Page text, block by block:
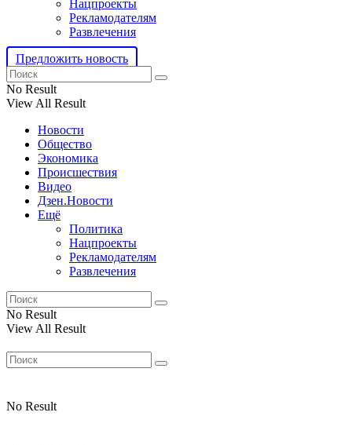
Нацпроекты
Рекламодателям
Развлечения
Предложить новость
No Result
View All Result
Новости
Общество
Экономика
Происшествия
Видео
Дзен.Новости
Ещё
Политика
Нацпроекты
Рекламодателям
Развлечения
No Result
View All Result
No Result